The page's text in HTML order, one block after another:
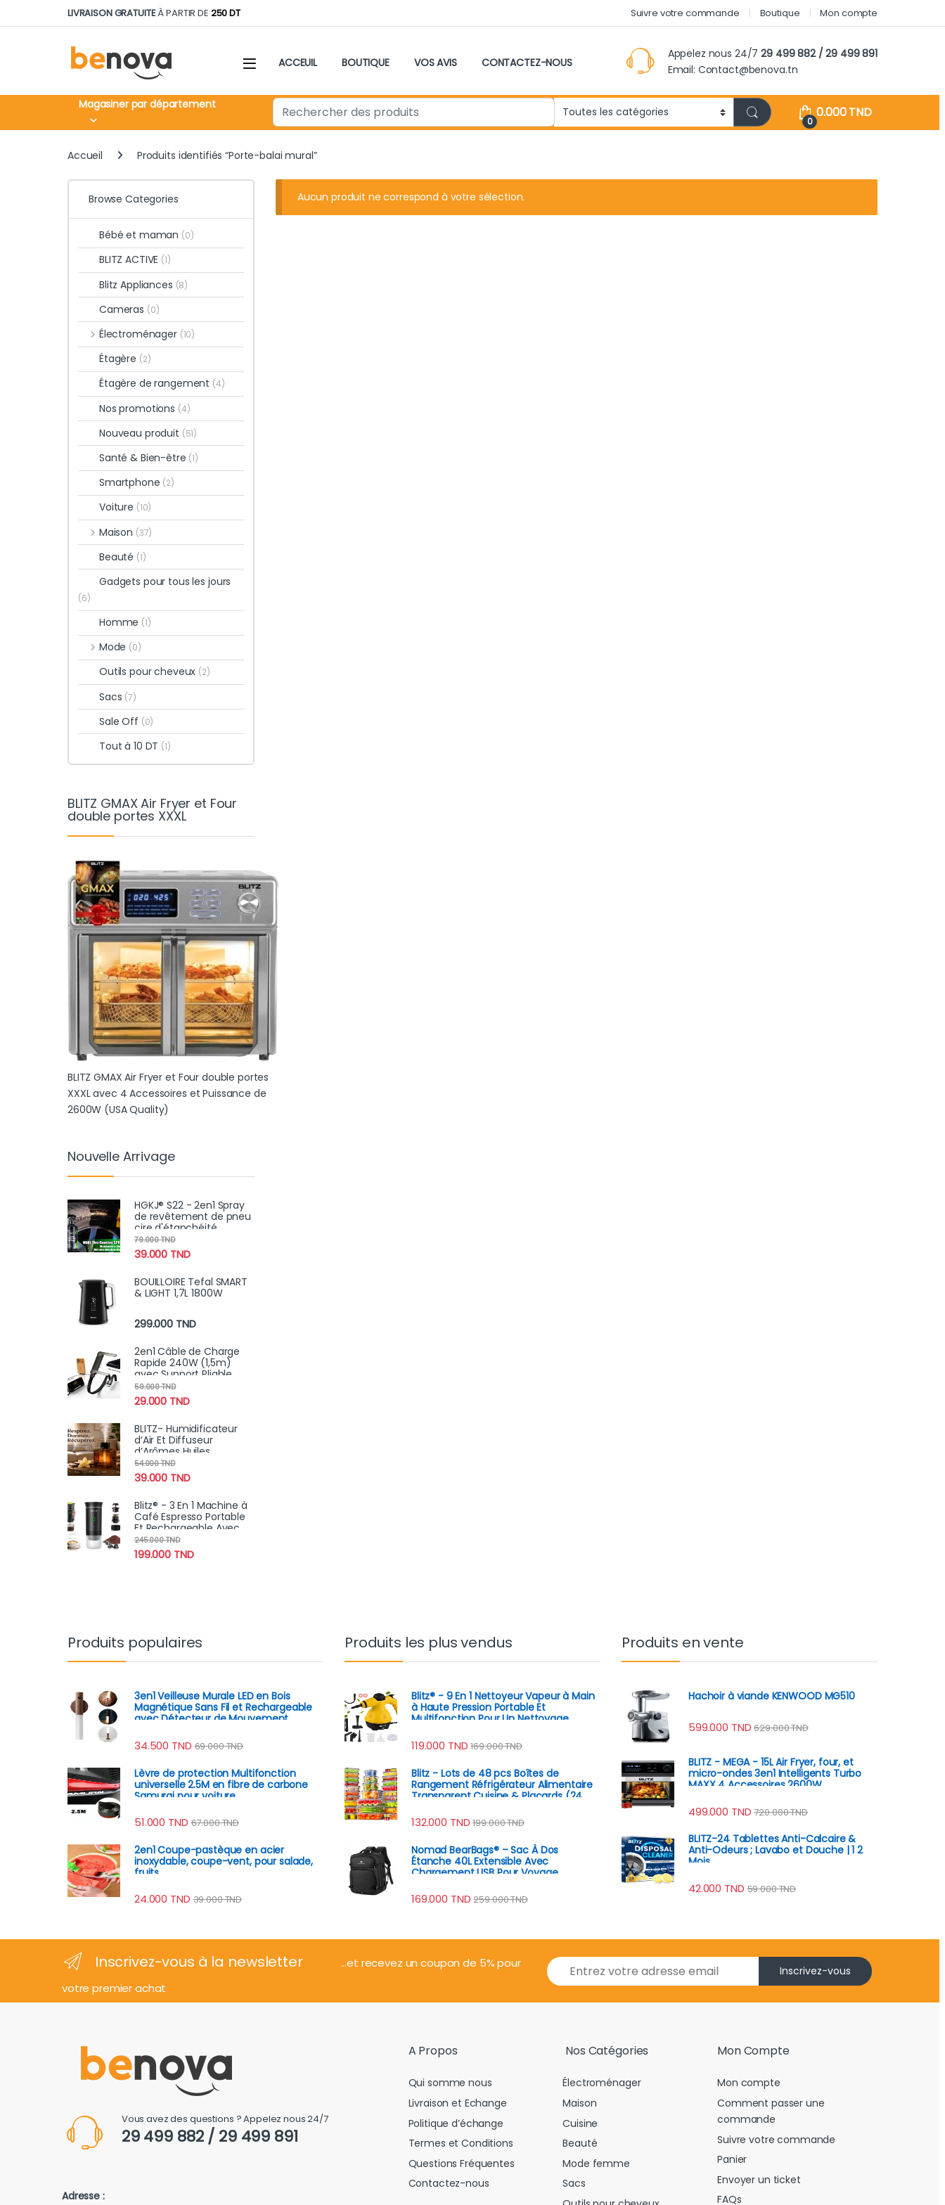
Skip to navigation
Skip to contentLIVRAISON GRATUITEÀ PARTIR DE 250 DT Suivre votre commande Boutique Mon compte
ACCEUIL BOUTIQUE VOS AVIS CONTACTEZ-NOUS
Appelez nous 24/729 499 882 / 29 499 891
Email: Contact@benova.tn
Magasiner par département Search for:
0
0.000TND
Accueil Produits identifiés “Porte-balai mural”
Aucun produit ne correspond à votre sélection.
Browse Categories
Bébé et maman (0)
BLITZ ACTIVE (1)
Blitz Appliances (8)
Cameras (0)
Électroménager (10)
Étagère (2)
Étagère de rangement (4)
Nos promotions (4)
Nouveau produit (51)
Santé & Bien-être (1)
Smartphone (2)
Voiture (10)
Maison (37)
Beauté (1)
Gadgets pour tous les jours
(6)
Homme (1)
Mode (0)
Outils pour cheveux (2)
Sacs (7)
Sale Off (0)
Tout à 10 DT (1)
BLITZ GMAX Air Fryer et Four
double portes XXXL
BLITZ GMAX Air Fryer et Four double portes
XXXL avec 4 Accessoires et Puissance de
2600W (USA Quality)
Nouvelle Arrivage
HGKJ® S22 - 2en1 Spray
de revêtement de pneu
cire d'étanchéité
hydrophobe pour jantes
, renoircissement,
brillance, remplissage
39.000 TND
79.000TND
BOUILLOIRE Tefal SMART
& LIGHT 1,7L 1800W
299.000 TND
2en1 Câble de Charge
Rapide 240W (1,5m)
avec Support Pliable
Intégré – Cordon
Robuste pour
Smartphones et
29.000 TND
59.000TND
BLITZ- Humidificateur
d’Air Et Diffuseur
d’Arômes Huiles
Essentielles 500 ml
Rechargeable &
Portable
39.000 TND
54.000TND
Blitz® - 3 En 1 Machine à
Café Espresso Portable
Et Rechargeable Avec
Chauffage Intégré
199.000 TND
245.000TND
Produits populaires
3en1 Veilleuse Murale LED en Bois
Magnétique Sans Fil et Rechargeable
avec Détecteur de Mouvement
34.500 TND 69.000TND
Lèvre de protection Multifonction
universelle 2.5M en fibre de carbone
Samurai pour voiture
51.000 TND 67.000TND
2en1 Coupe-pastèque en acier
inoxydable, coupe-vent, pour salade,
fruits
24.000 TND 39.000TND
Produits les plus vendus
Blitz® - 9 En 1 Nettoyeur Vapeur à Main
à Haute Pression Portable Et
Multifonction Pour Un Nettoyage
119.000 TND 169.000TND
Blitz - Lots de 48 pcs Boîtes de
Rangement Réfrigérateur Alimentaire
Transparent Cuisine & Placards (24
132.000 TND 199.000TND
Nomad BearBags® – Sac À Dos
Étanche 40L Extensible Avec
Chargement USB Pour Voyage
169.000 TND 259.000TND
Produits en vente
Hachoir à viande KENWOOD MG510
599.000 TND 629.000TND
BLITZ - MEGA - 15L Air Fryer, four, et
micro-ondes 3en1 Intelligents Turbo
MAXX 4 Accessoires 2600W
499.000 TND 720.000TND
BLITZ-24 Tablettes Anti-Calcaire &
Anti-Odeurs ; Lavabo et Douche | 1 2
Mois
42.000 TND 59.000TND
Inscrivez-vous à la newsletter
...et recevez un coupon de 5% pour
votre premier achat
E
m
i
Inscrivez-vous
Vous avez des questions ? Appelez nous 24/7
29 499 882 / 29 499 891
Adresse :
A Propos
Qui somme nous
Livraison et Echange
Politique d’échange
Termes et Conditions
Questions Fréquentes
Contactez-nous
Nos Catégories
Électroménager
Maison
Cuisine
Beauté
Mode femme
Sacs
Mon Compte
Mon compte
Comment passer une
commande
Suivre votre commande
Panier
Envoyer un ticket
FAQs